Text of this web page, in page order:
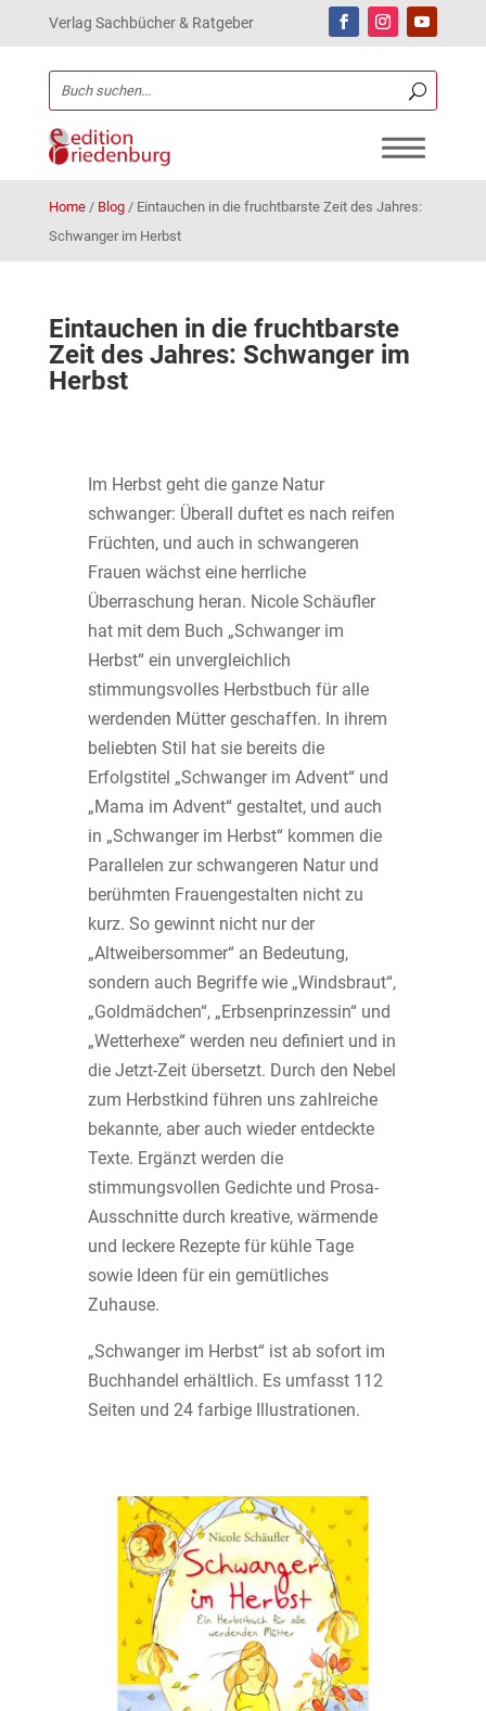
Verlag Sachbücher & Ratgeber
Home/ Blog/ Eintauchen in die fruchtbarste Zeit des Jahres:
Schwanger im Herbst
Eintauchen in die fruchtbarste
Zeit des Jahres: Schwanger im
Herbst
Im Herbst geht die ganze Natur
schwanger: Überall duftet es nach reifen
Früchten, und auch in schwangeren
Frauen wächst eine herrliche
Überraschung heran. Nicole Schäufler
hat mit dem Buch „Schwanger im
Herbst“ ein unvergleichlich
stimmungsvolles Herbstbuch für alle
werdenden Mütter geschaffen. In ihrem
beliebten Stil hat sie bereits die
Erfolgstitel „Schwanger im Advent“ und
„Mama im Advent“ gestaltet, und auch
in „Schwanger im Herbst“ kommen die
Parallelen zur schwangeren Natur und
berühmten Frauengestalten nicht zu
kurz. So gewinnt nicht nur der
„Altweibersommer“ an Bedeutung,
sondern auch Begriffe wie „Windsbraut“,
„Goldmädchen“, „Erbsenprinzessin“ und
„Wetterhexe“ werden neu definiert und in
die Jetzt-Zeit übersetzt. Durch den Nebel
zum Herbstkind führen uns zahlreiche
bekannte, aber auch wieder entdeckte
Texte. Ergänzt werden die
stimmungsvollen Gedichte und Prosa-
Ausschnitte durch kreative, wärmende
und leckere Rezepte für kühle Tage
sowie Ideen für ein gemütliches
Zuhause.
„Schwanger im Herbst“ ist ab sofort im
Buchhandel erhältlich. Es umfasst 112
Seiten und 24 farbige Illustrationen.